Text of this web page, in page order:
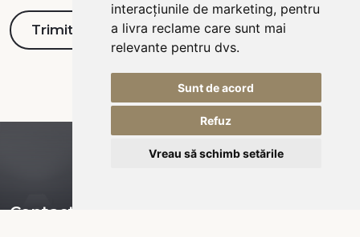
interacțiunile de marketing, pentru
a livra reclame care sunt mai
relevante pentru dvs.
Sunt de acord
Refuz
Vreau să schimb setările
Contact